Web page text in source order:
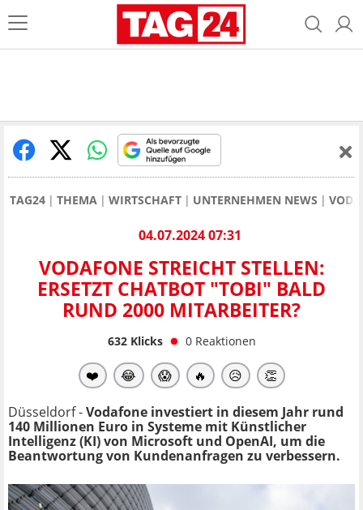
TAG24 THEMA WIRTSCHAFT UNTERNEHMEN NEWS
04.07.2024 07:31
VODAFONE STREICHT STELLEN:
ERSETZT CHATBOT "TOBI" BALD
RUND 2000 MITARBEITER?
632Klicks 0 Reaktionen
❤️ 😂 😱 🔥 😥 👏
Düsseldorf -Vodafone investiert in diesem Jahr rund
140 Millionen Euro in Systeme mit Künstlicher
Intelligenz (KI) von Microsoft und OpenAI, um die
Beantwortung von Kundenanfragen zu verbessern.